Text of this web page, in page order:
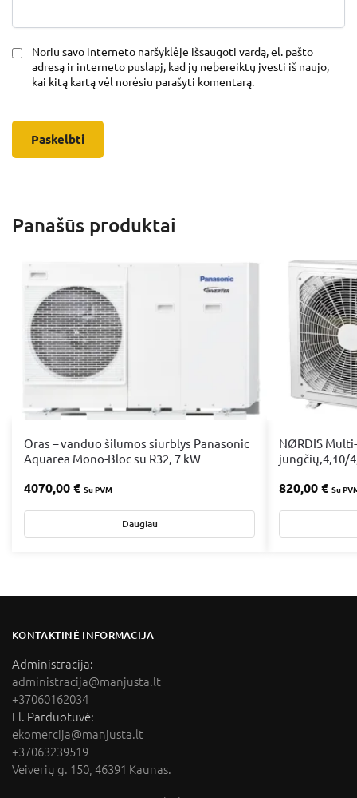
Noriu savo interneto naršyklėje išsaugoti vardą, el. pašto
adresą ir interneto puslapį, kad jų nebereiktų įvesti iš naujo,
kai kitą kartą vėl norėsiu parašyti komentarą.
Panašūs produktai
Oras – vanduo šilumos siurblys Panasonic
Aquarea Mono-Bloc su R32, 7 kW
4070,00€ Su PVM
Daugiau
NØRDIS
jungčių,4,10/
820,00€ Su
KONTAKTINĖ INFORMACIJA
Administracija:
administracija@manjusta.lt
+37060162034
El. Parduotuvė:
ekomercija@manjusta.lt
+37063239519
Veiverių g. 150, 46391 Kaunas.